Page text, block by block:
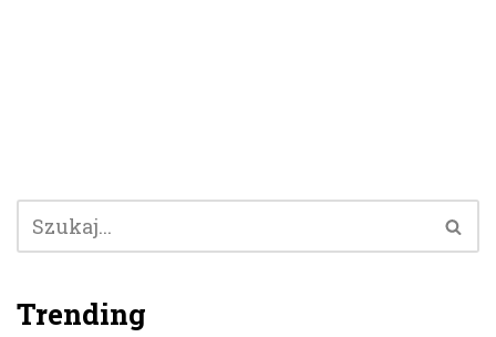
Trending